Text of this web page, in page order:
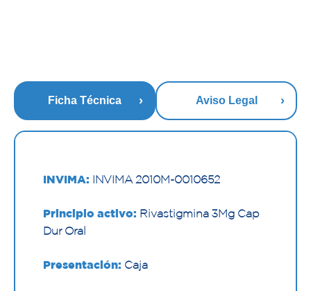
Ficha Técnica Aviso Legal
INVIMA: INVIMA 2010M-0010652
Principio activo: Rivastigmina 3Mg Cap
Dur Oral
Presentación: Caja